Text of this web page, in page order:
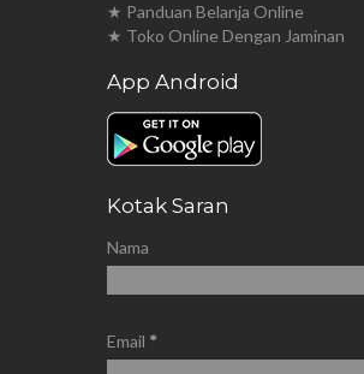
★ Panduan Belanja Online
★ Toko Online Dengan Jaminan
App Android
Kotak Saran
Nama
Email *